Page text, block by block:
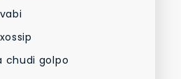
chudi golpo